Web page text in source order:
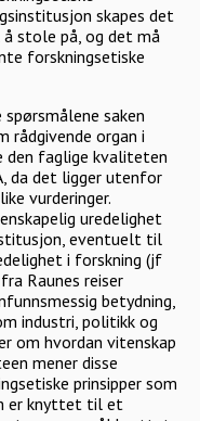
skapes det
stole på, og det må
forskningsetiske
saken
rådgivende organ i
den faglige kvaliteten
da det ligger utenfor
vurderinger.
uredelighet
eventuelt til
i forskning (jf
Raunes reiser
betydning,
industri, politikk og
om hvordan vitenskap
mener disse
prinsipper som
er knyttet til et